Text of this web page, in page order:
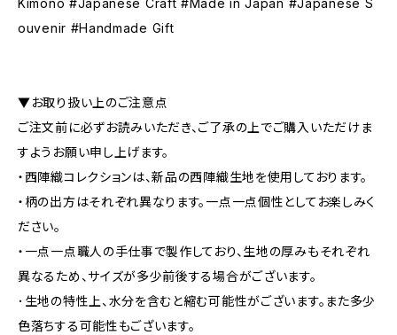
Kimono #Japanese Craft #Made in Japan #Japanese S
ouvenir #Handmade Gift
▼お取り扱い上のご注意点
ご注文前に必ずお読みいただき、ご了承の上でご購入いただけま
すようお願い申し上げます。
・西陣織コレクションは、新品の西陣織生地を使用しております。
・柄の出方はそれぞれ異なります。一点一点個性としてお楽しみく
ださい。
・​​​​​​一点一点職人の手仕事で製作しており、生地の厚みもそれぞれ
異なるため、サイズが多少前後する場合がございます。
･生地の特性上、水分を含むと縮む可能性がございます。また多少
色落ちする可能性もございます。